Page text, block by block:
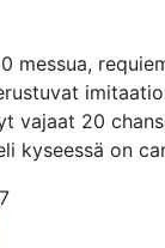
messua,
vajaat 20
kyseessä on